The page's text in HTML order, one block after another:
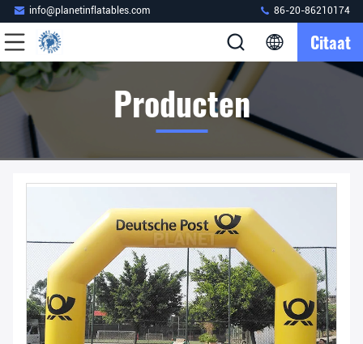
info@planetinflatables.com 86-20-86210174
Citaat
Producten